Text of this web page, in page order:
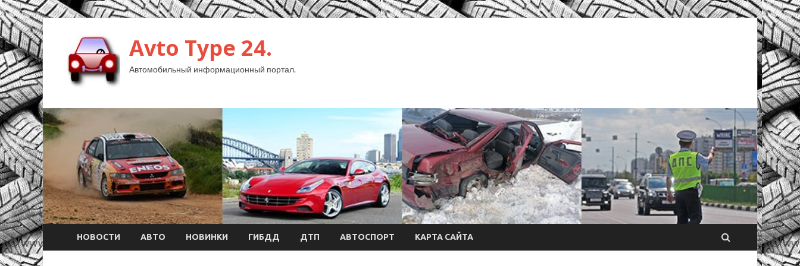
Avto Type 24.
Автомобильный информационный портал.
НОВОСТИ АВТО НОВИНКИ ГИБДД ДТП АВТОСПОРТ КАРТА САЙТА